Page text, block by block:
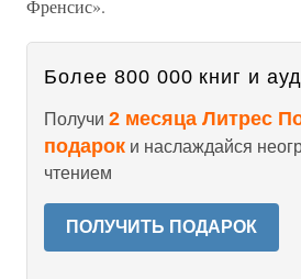
Френсис».
Более 800 000 книг и
Получи 2 месяца Литрес
подарок и наслаждайся
чтением
ПОЛУЧИТЬ ПОДАРОК